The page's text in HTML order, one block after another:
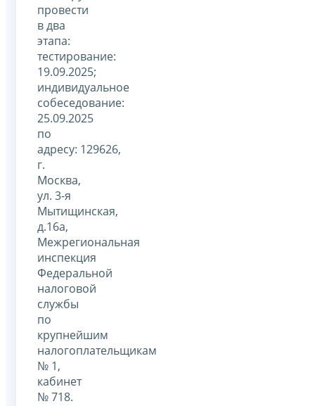
провести
в два
этапа:
тестирование:
19.09.2025;
индивидуальное
собеседование:
25.09.2025
по
адресу: 129626,
г.
Москва,
ул. 3-я
Мытищинская,
д.16а,
Межрегиональная
инспекция
Федеральной
налоговой
службы
по
крупнейшим
налогоплательщикам
№ 1,
кабинет
№ 718.